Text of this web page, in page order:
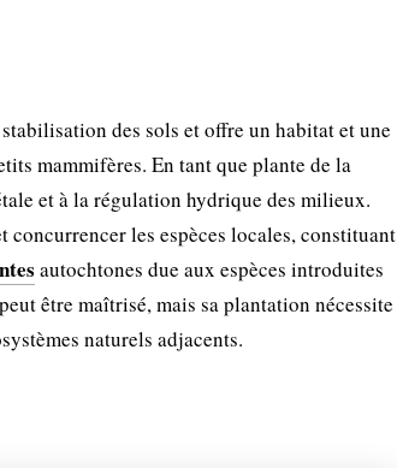
des sols et offre un habitat et une
mammifères. En tant que plante de la
et à la régulation hydrique des milieux.
concurrencer les espèces locales, constituant
autochtones due aux espèces introduites
être maîtrisé, mais sa plantation nécessite
naturels adjacents.